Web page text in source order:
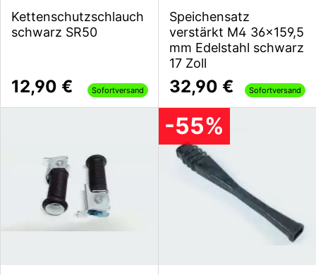
Kettenschutzschlauch
schwarz SR50
12,90 € Sofortversand
Speichensatz
verstärkt M4 36x159,5
mm Edelstahl schwarz
17 Zoll
32,90 € Sofortversand
-55%